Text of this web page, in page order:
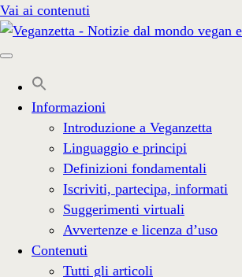
Vai ai contenuti
Informazioni
Introduzione a Veganzetta
Linguaggio e principi
Definizioni fondamentali
Iscriviti, partecipa, informati
Suggerimenti virtuali
Avvertenze e licenza d’uso
Contenuti
Tutti gli articoli